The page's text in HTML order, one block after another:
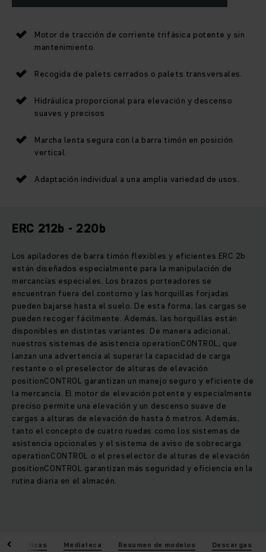
Motor de tracción de corriente trifásica potente y sin
mantenimiento.
Recogida de palets cerrados o palets transversales.
Hidráulica proporcional para elevación y descenso
suaves y precisos
Marcha lenta segura con la barra timón en posición
vertical.
Adaptación individual a una amplia variedad de usos.
ERC 212b - 220b
Los apiladores de barra timón flexibles y eficientes ERC 2b
están diseñados especialmente para la manipulación de
mercancías especiales. Los brazos porteadores se
encuentran fuera del contorno y las horquillas forjadas
pueden bajarse hasta el suelo. De esta forma, las cargas se
pueden recoger fácilmente. Además, las horquillas están
disponibles en distintas variantes. De manera adicional,
nuestros sistemas de asistencia operationCONTROL, que
lanzan una advertencia al superar la capacidad de carga
restante o el preselector de alturas de elevación
positionCONTROL garantizan un manejo seguro y eficiente de
la mercancía. El motor de elevación potente y especialmente
preciso permite una elevación y un descenso suave de
cargas a alturas de elevación de hasta 6 metros. Además,
tanto el concepto de cuatro ruedas como los sistemas de
asistencia opcionales y el sistema de aviso de sobrecarga
operationCONTROL o el preselector de alturas de elevación
positionCONTROL garantizan más seguridad y eficiencia en la
rutina diaria en el almacén.
Mediateca Resumen de modelos Descargas